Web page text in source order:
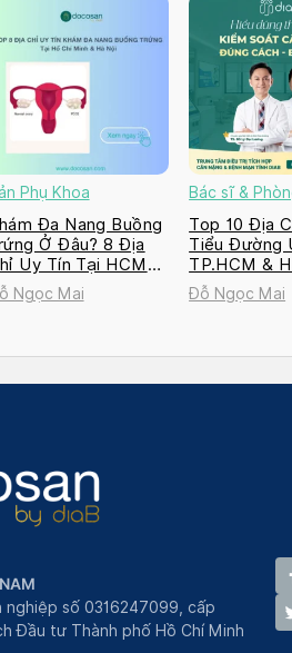
Phụ Khoa
Đa Nang Buồng
Ở Đâu? 8 Địa
Uy Tín Tại HCM
Hà Nội 2026
Ngọc Mai
Bác sĩ &
Top 10 Địa
Tiểu Đường
TP.HCM &
2026
Đỗ Ngọc Mai
nghiệp số 0316247099, cấp
Đầu tư Thành phố Hồ Chí Minh